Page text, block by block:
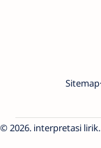
Sitemap
2026. interpretasi lirik.